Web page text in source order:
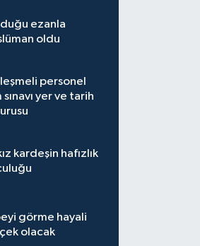
ezanla
oldu
personel
sınavı yer ve tarih
kardeşin hafızlık
görme hayali
olacak